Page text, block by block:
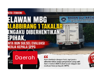
Daerah